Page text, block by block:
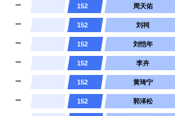
152 周天佑
152 刘祠
152 刘恺年
152 李卉
152 黄琦宁
152 郭泽松